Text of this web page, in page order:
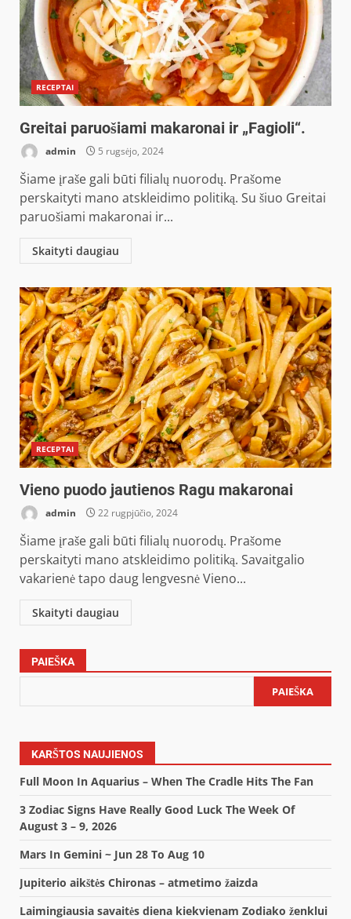
RECEPTAI
Greitai paruošiami makaronai ir „Fagioli“.
admin 5 rugsėjo, 2024
Šiame įraše gali būti filialų nuorodų. Prašome
perskaityti mano atskleidimo politiką. Su šiuo Greitai
paruošiami makaronai ir...
Skaityti daugiau
RECEPTAI
Vieno puodo jautienos Ragu makaronai
admin 22 rugpjūčio, 2024
Šiame įraše gali būti filialų nuorodų. Prašome
perskaityti mano atskleidimo politiką. Savaitgalio
vakarienė tapo daug lengvesnė Vieno...
Skaityti daugiau
PAIEŠKA
PAIEŠKA
KARŠTOS NAUJIENOS
Full Moon In Aquarius – When The Cradle Hits The Fan
3 Zodiac Signs Have Really Good Luck The Week Of
August 3 – 9, 2026
Mars In Gemini ~ Jun 28 To Aug 10
Jupiterio aikštės Chironas – atmetimo žaizda
Laimingiausia savaitės diena kiekvienam Zodiako ženklui